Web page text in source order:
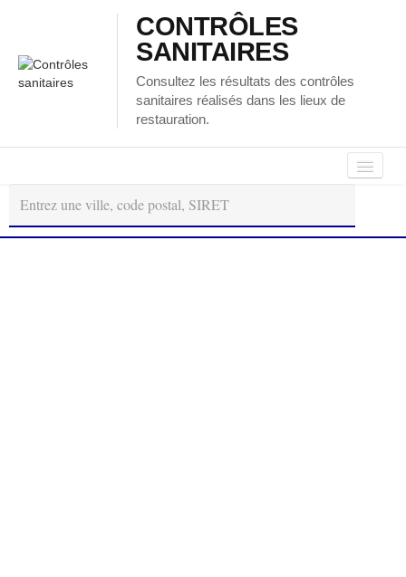
CONTRÔLES
SANITAIRES
Consultez les résultats des contrôles
sanitaires réalisés dans les lieux de
restauration.
Autour
de
moi
Régions